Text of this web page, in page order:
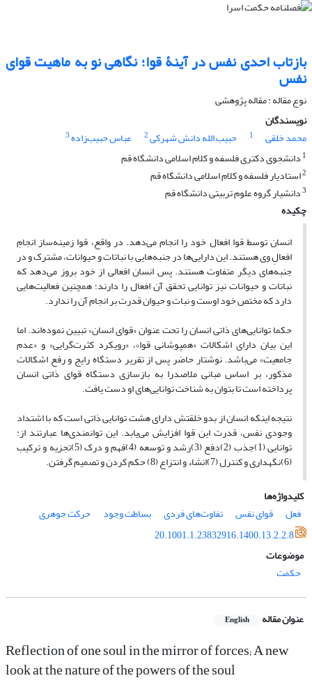
بازتاب احدی نفس در آینۀ قوا؛ نگاهی نو به ماهیت قوای
نفس
نوع مقاله : مقاله پژوهشی
نویسندگان
محمد خلقی
1 حبیب الله دانش شهرکی2 عباس حبیب‌زاده3
1 دانشجوی دکتری فلسفه و کلام اسلامی دانشگاه قم
2استادیار فلسفه و کلام اسلامی دانشگاه قم
3دانشیار گروه علوم تربیتی دانشگاه قم
چکیده
انسان توسط قوا افعال خود را انجام می‌دهد. در واقع، قوا زمینه‌ساز انجامِ
افعالِ وی هستند. این دارایی‌ها در جنبه‌هایی با نباتات و حیوانات، مشترک و در
جنبه‌های دیگر متفاوت هستند. پس انسان افعالی از خود بروز می‌دهد که
نباتات و حیوانات نیز توانایی تحقق آن افعال را دارند؛ همچنین فعالیت‌هایی
دارد که مختص خود اوست و نبات و حیوان قدرت بر انجام آن را ندارد.
حکما توانایی‌های ذاتی انسان را تحت عنوان «قوای انسان» تبیین نموده‌اند. اما
این بیان دارای اشکالات «همپوشانی قوا»، «رویکرد کثرت‌گرایی» و «عدم
جامعیت» می‌باشد. نوشتار حاضر پس از تقریر دستگاه رایج و رفع اشکالات
مذکور، بر اساس مبانی ملاصدرا به بازسازی دستگاه قوای ذاتی انسان
پرداخته است تا بتوان به شناخت توانایی‌های او دست یافت.
نتیجه اینکه انسان از بدو خلقتش دارای هشت توانایی ذاتی است که با اشتداد
وجودی نفس، قدرت این قوا افزایش می‌یابد. این توانمندی‌ها عبارتند از:
توانایی (1)جذب (2)دفع (3)رشد و توسعه (4)فهم و درک (5)تجزیه و ترکیب
(6)نگهداری و کنترل (7)انشاء و انتزاع (8) حکم کردن و تصمیم گرفتن.
کلیدواژه‌ها
فعل
قوای نفس تفاوت‌های فردی بساطت وجود
حرکت جوهری
20.1001.1.23832916.1400.13.2.2.8
موضوعات
حکمت
عنوان مقاله English
Reflection of one soul in the mirror of forces; A new
look at the nature of the powers of the soul